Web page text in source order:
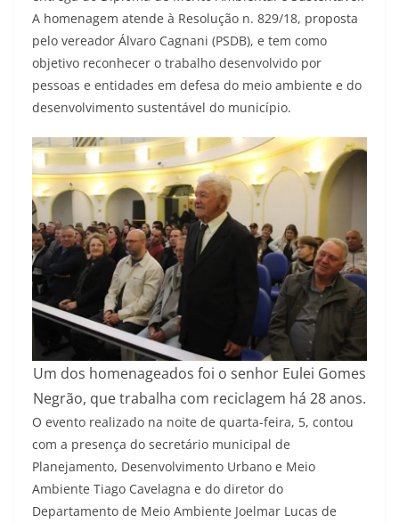
A homenagem atende à Resolução n. 829/18, proposta
pelo vereador Álvaro Cagnani (PSDB), e tem como
objetivo reconhecer o trabalho desenvolvido por
pessoas e entidades em defesa do meio ambiente e do
desenvolvimento sustentável do município.
Um dos homenageados foi o senhor Eulei Gomes
Negrão, que trabalha com reciclagem há 28 anos.
O evento realizado na noite de quarta-feira, 5, contou
com a presença do secretário municipal de
Planejamento, Desenvolvimento Urbano e Meio
Ambiente Tiago Cavelagna e do diretor do
Departamento de Meio Ambiente Joelmar Lucas de